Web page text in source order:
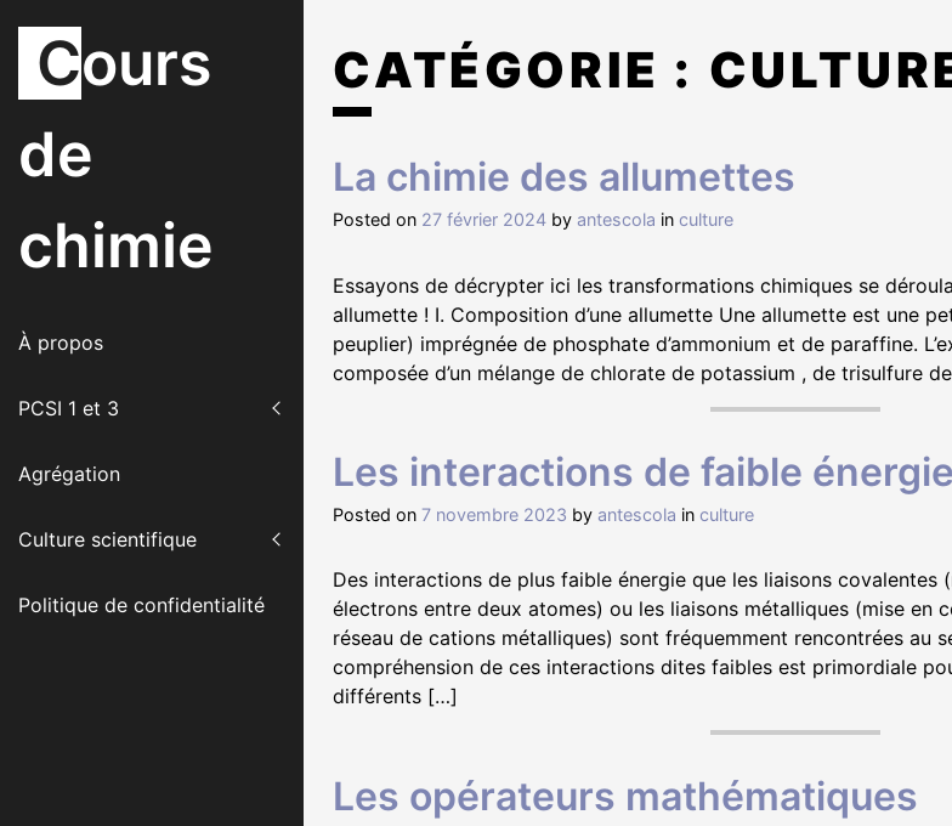
Cours
de
chimie
À propos
PCSI 1 et 3
Agrégation
Culture scientifique
Politique de confidentialité
CATÉGORIE :
La chimie des allumettes
Posted on 27 février 2024 by antescola inculture
Essayons de décrypter ici les transformations chimiques se
allumette ! I. Composition d’une allumette Une allumette est une
peuplier) imprégnée de phosphate d’ammonium et de paraffine.
composée d’un mélange de chlorate de potassium , de trisulfure
Les interactions de faible énergie
Posted on7 novembre 2023 by antescola inculture
Des interactions de plus faible énergie que les liaisons covalentes
électrons entre deux atomes) ou les liaisons métalliques (mise en
réseau de cations métalliques) sont fréquemment rencontrées au
compréhension de ces interactions dites faibles est primordiale
différents […]
Les opérateurs mathématiques